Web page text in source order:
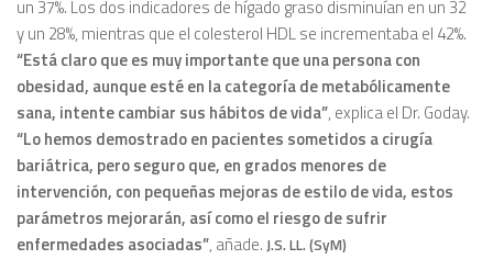
un 37%. Los dos indicadores de hígado graso disminuían en un 32
y un 28%, mientras que el colesterol HDL se incrementaba el 42%.
“Está claro que es muy importante que una persona con
obesidad, aunque esté en la categoría de metabólicamente
sana, intente cambiar sus hábitos de vida”, explica el Dr. Goday.
“Lo hemos demostrado en pacientes sometidos a cirugía
bariátrica, pero seguro que, en grados menores de
intervención, con pequeñas mejoras de estilo de vida, estos
parámetros mejorarán, así como el riesgo de sufrir
enfermedades asociadas”, añade. J.S. LL. (SyM)